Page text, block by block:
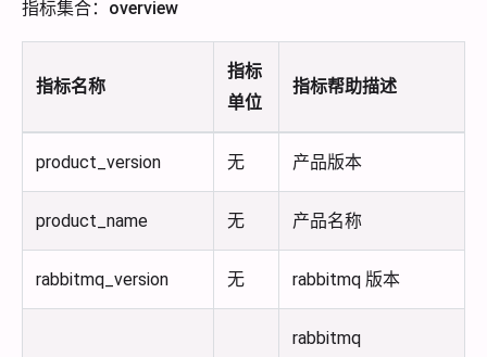
指标集合：overview
指标名称
指标
单位
指标帮助描述
product_version 无 产品版本
product_name 无 产品名称
rabbitmq_version 无 rabbitmq 版本
rabbitmq